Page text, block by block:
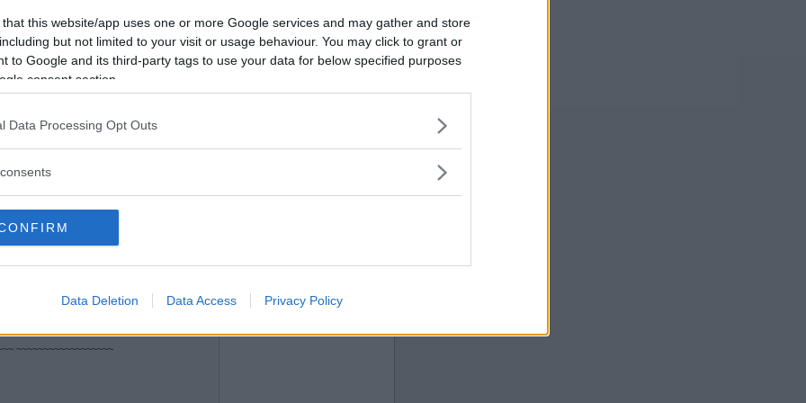
that this website/app uses one or more Google services and may gather and store
but not limited to your visit or usage behaviour. You may click to grant or
to Google and its third-party tags to use your data for below specified purposes
consent section.
Data Processing Opt Outs
Data Deletion Data Access Privacy Policy
Vi kör hets/slumpat/orankat och ALLA oavsätt
är välkomna! :)
2012-02-17 17:39
kl 16.00)
~~~~~~~~~~~~~~~~~~
Vill du bli
medlem?